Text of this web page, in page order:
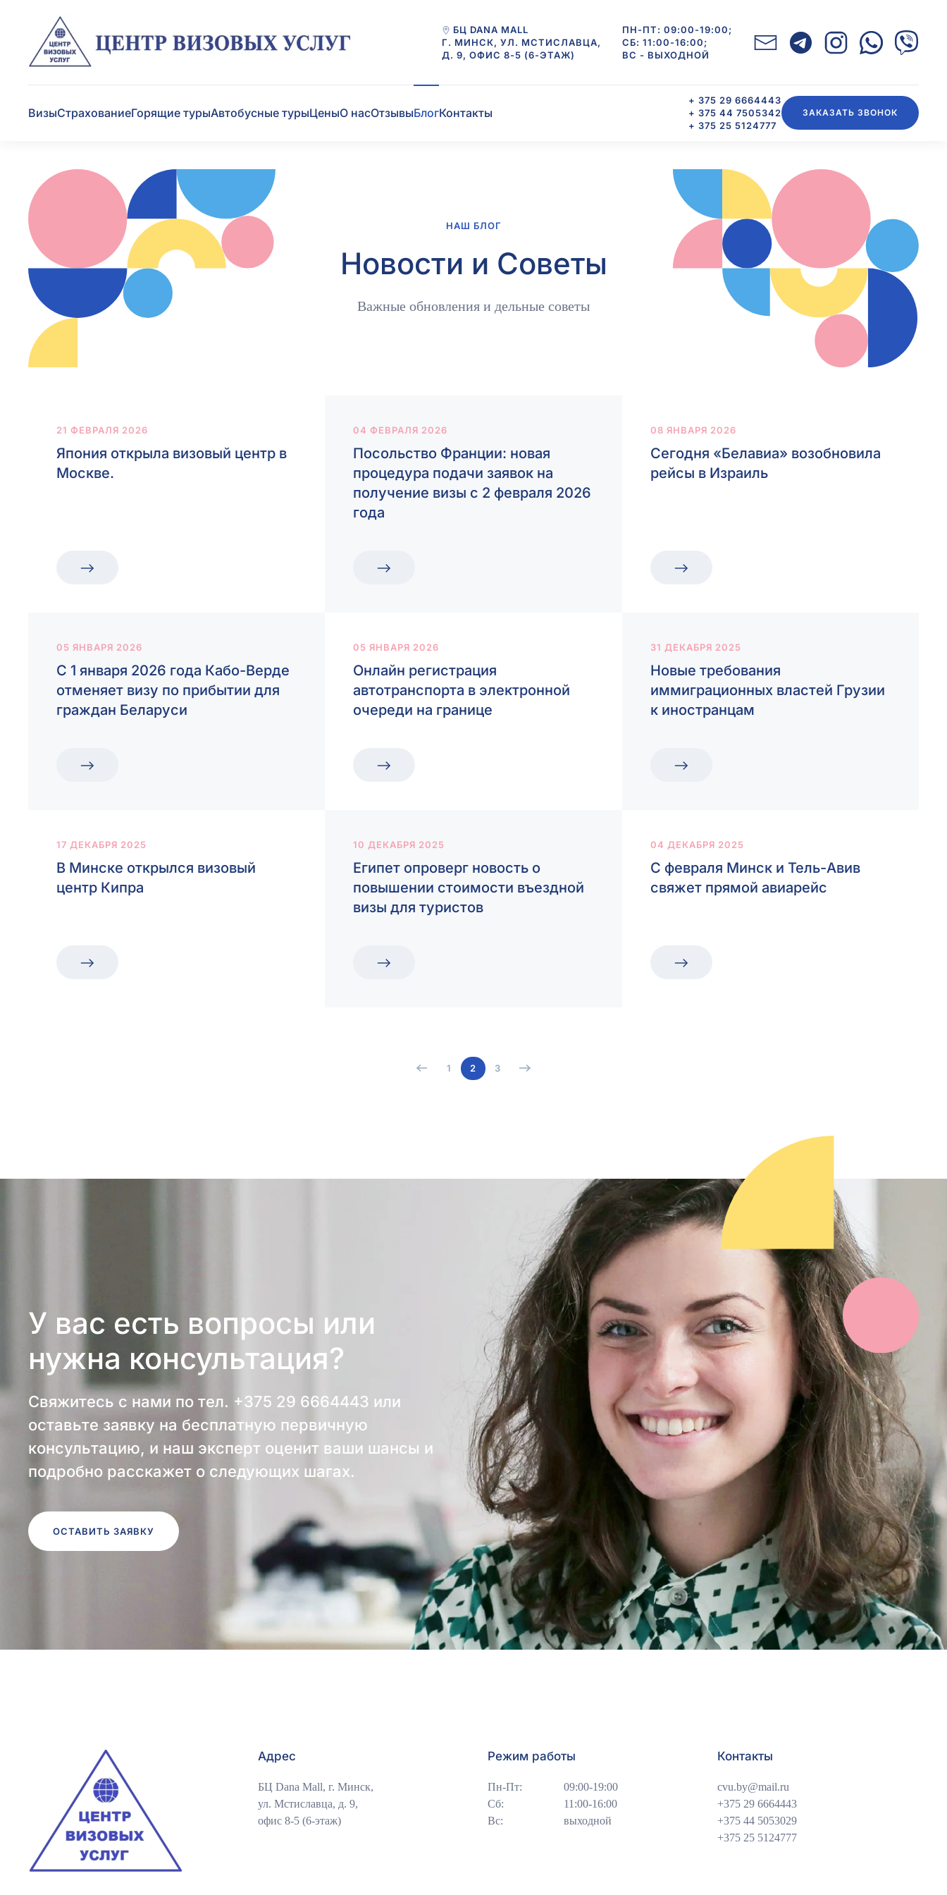
БЦ DANA MALL
Г. МИНСК, УЛ. МСТИСЛАВЦА,
Д. 9, ОФИС 8-5 (6-ЭТАЖ)
ПН-ПТ: 09:00-19:00;
СБ: 11:00-16:00;
ВС - ВЫХОДНОЙ
ВизыСтрахованиеГорящие турыАвтобусные турыЦеныО насОтзывыБлогКонтакты
+ 375 29 6664443
+ 375 44 7505342
+ 375 25 5124777
ЗАКАЗАТЬ ЗВОНОК
НАШ БЛОГ
Новости и Советы
Важные обновления и дельные советы
21 ФЕВРАЛЯ 2026
Япония открыла визовый центр в
Москве.
04 ФЕВРАЛЯ 2026
Посольство Франции: новая
процедура подачи заявок на
получение визы с 2 февраля 2026
года
08 ЯНВАРЯ 2026
Сегодня «Белавиа» возобновила
рейсы в Израиль
05 ЯНВАРЯ 2026
С 1 января 2026 года Кабо-Верде
отменяет визу по прибытии для
граждан Беларуси
05 ЯНВАРЯ 2026
Онлайн регистрация
автотранспорта в электронной
очереди на границе
31 ДЕКАБРЯ 2025
Новые требования
иммиграционных властей Грузии
к иностранцам
17 ДЕКАБРЯ 2025
В Минске открылся визовый
центр Кипра
10 ДЕКАБРЯ 2025
Египет опроверг новость о
повышении стоимости въездной
визы для туристов
04 ДЕКАБРЯ 2025
С февраля Минск и Тель-Авив
свяжет прямой авиарейс
1 2 3
У вас есть вопросы или
нужна консультация?
Свяжитесь с нами по тел. +375 29 6664443 или
оставьте заявку на бесплатную первичную
консультацию, и наш эксперт оценит ваши шансы и
подробно расскажет о следующих шагах.
ОСТАВИТЬ ЗАЯВКУ
Адрес
БЦ Dana Mall, г. Минск,
ул. Мстиславца, д. 9,
офис 8-5 (6-этаж)
Контакты
cvu.by@mail.ru
+375 29 6664443
+375 44 5053029
+375 25 5124777
Режим работы
Пн-Пт:
09:00-19:00
Сб:
11:00-16:00
Вс:
выходной